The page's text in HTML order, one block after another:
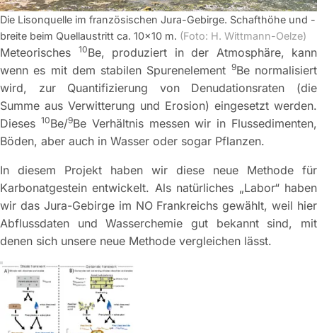
Die Lisonquelle im französischen Jura-Gebirge. Schafthöhe und -
breite beim Quellaustritt ca. 10x10 m. (Foto: H. Wittmann-Oelze)
vorherige Folie
Meteorisches 10Be, produziert in der Atmosphäre, kann
wenn es mit dem stabilen Spurenelement 9Be normalisiert
wird, zur Quantifizierung von Denudationsraten (die
Summe aus Verwitterung und Erosion) eingesetzt werden.
Dieses 10Be/9Be Verhältnis messen wir in Flussedimenten,
Böden, aber auch in Wasser oder sogar Pflanzen.
In diesem Projekt haben wir diese neue Methode für
Karbonatgestein entwickelt. Als natürliches „Labor“ haben
wir das Jura-Gebirge im NO Frankreichs gewählt, weil hier
Abflussdaten und Wasserchemie gut bekannt sind, mit
denen sich unsere neue Methode vergleichen lässt.